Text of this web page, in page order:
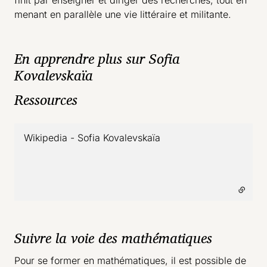
menant en parallèle une vie littéraire et militante.
En apprendre plus sur Sofia
Kovalevskaïa
Ressources
Wikipedia - Sofia Kovalevskaïa
Suivre la voie des mathématiques
Pour se former en mathématiques, il est possible de